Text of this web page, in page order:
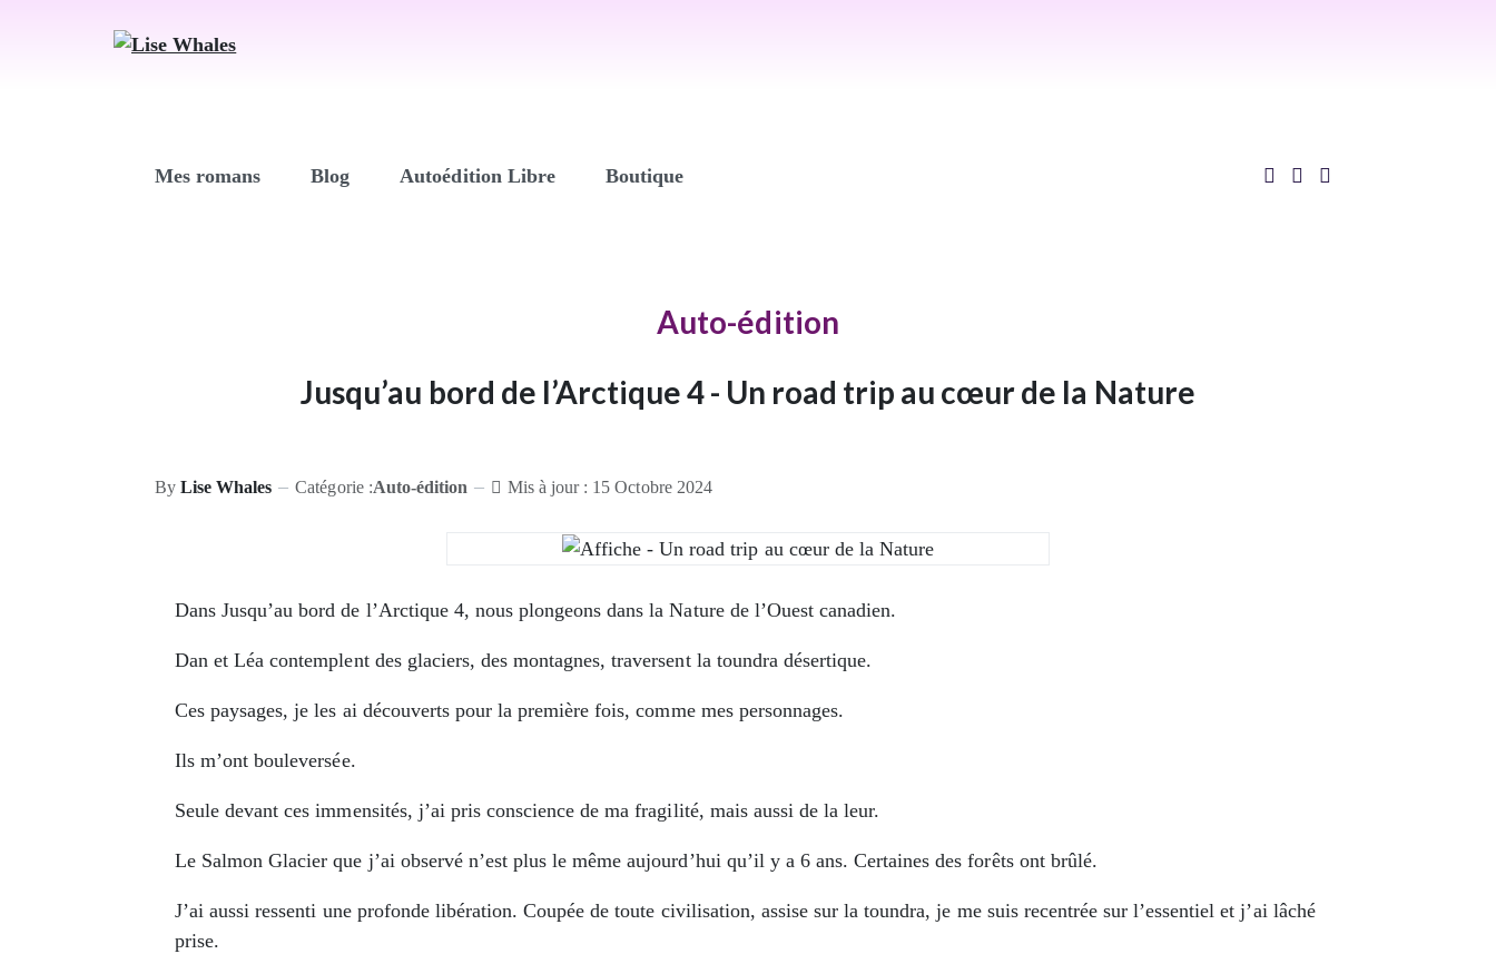
Mes romans Blog Autoédition Libre Boutique
Auto-édition
Jusqu’au bord de l’Arctique 4 - Un road trip au cœur de la Nature
By Lise Whales Catégorie :Auto-édition Mis à jour : 15 Octobre 2024
Dans Jusqu’au bord de l’Arctique 4, nous plongeons dans la Nature de l’Ouest canadien.
Dan et Léa contemplent des glaciers, des montagnes, traversent la toundra désertique.
Ces paysages, je les ai découverts pour la première fois, comme mes personnages.
Ils m’ont bouleversée.
Seule devant ces immensités, j’ai pris conscience de ma fragilité, mais aussi de la leur.
Le Salmon Glacier que j’ai observé n’est plus le même aujourd’hui qu’il y a 6 ans. Certaines des forêts ont brûlé.
J’ai aussi ressenti une profonde libération. Coupée de toute civilisation, assise sur la toundra, je me suis recentrée sur l’essentiel et j’ai lâché
prise.